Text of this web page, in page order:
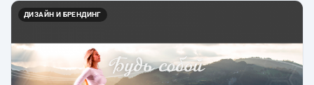
ДИЗАЙН И БРЕНДИНГ